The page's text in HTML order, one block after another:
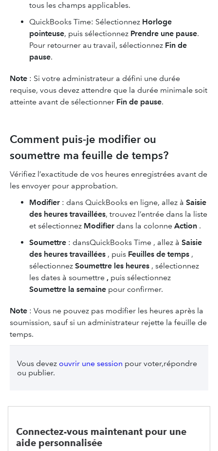
tous les champs applicables.
QuickBooks Time: Sélectionnez Horloge
pointeuse, puis sélectionnez Prendre une pause.
Pour retourner au travail, sélectionnez Fin de
pause.
Note : Si votre administrateur a défini une durée
requise, vous devez attendre que la durée minimale soit
atteinte avant de sélectionner Fin de pause.
Comment puis-je modifier ou
soumettre ma feuille de temps?
Vérifiez l’exactitude de vos heures enregistrées avant de
les envoyer pour approbation.
Modifier : dans QuickBooks en ligne, allez à Saisie
des heures travaillées, trouvez l’entrée dans la liste
et sélectionnez Modifier dans la colonne Action .
Soumettre : dansQuickBooks Time , allez à Saisie
des heures travaillées , puis Feuilles de temps ,
sélectionnez Soumettre les heures , sélectionnez
les dates à soumettre , puis sélectionnez
Soumettre la semaine pour confirmer.
Note : Vous ne pouvez pas modifier les heures après la
soumission, sauf si un administrateur rejette la feuille de
temps.
Vous devez ouvrir une session pour voter,répondre
ou publier.
Connectez-vous maintenant pour une
aide personnalisée